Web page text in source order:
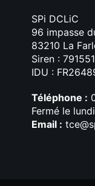
SPi DCLiC
96 impasse
83210 La
Siren :
IDU :
Téléphone :
Fermé le
Email :